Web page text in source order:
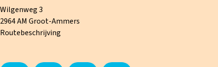
Wilgenweg 3
2964 AM Groot-Ammers
Routebeschrijving